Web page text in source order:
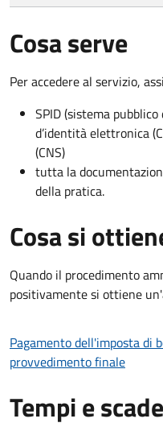
Cosa serve
Per accedere al servizio,
SPID (sistema
d’identità elettronica
(CNS)
tutta la
della pratica.
Cosa si
Quando il procedimento
positivamente si ottiene
Pagamento dell'imposta di
provvedimento finale
Tempi e